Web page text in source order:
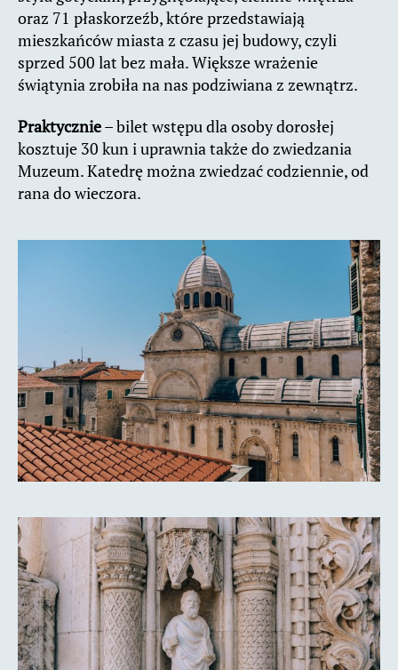
oraz 71 płaskorzeźb, które przedstawiają
mieszkańców miasta z czasu jej budowy, czyli
sprzed 500 lat bez mała. Większe wrażenie
świątynia zrobiła na nas podziwiana z zewnątrz.
Praktycznie– bilet wstępu dla osoby dorosłej
kosztuje 30 kun i uprawnia także do zwiedzania
Muzeum. Katedrę można zwiedzać codziennie, od
rana do wieczora.